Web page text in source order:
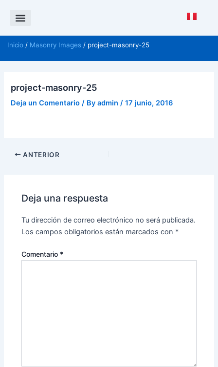
Inicio / Masonry Images / project-masonry-25
project-masonry-25
Deja un Comentario / Byadmin/17 junio, 2016
ANTERIOR
Deja una respuesta
Tu dirección de correo electrónico no será publicada.
Los campos obligatorios están marcados con *
Comentario *